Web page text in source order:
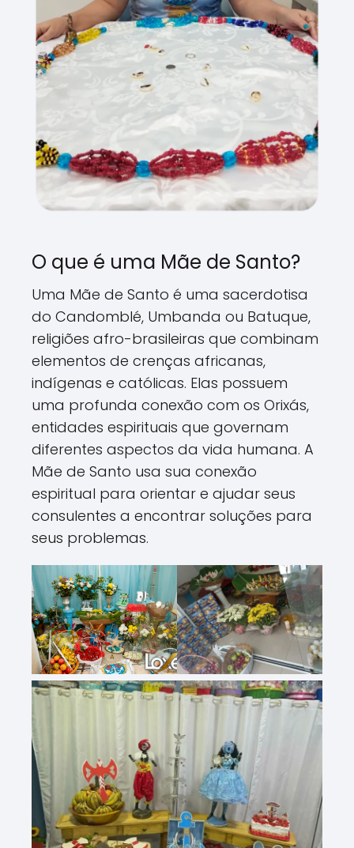
O que é uma Mãe de Santo?
Uma Mãe de Santo é uma sacerdotisa
do Candomblé, Umbanda ou Batuque,
religiões afro-brasileiras que combinam
elementos de crenças africanas,
indígenas e católicas. Elas possuem
uma profunda conexão com os Orixás,
entidades espirituais que governam
diferentes aspectos da vida humana. A
Mãe de Santo usa sua conexão
espiritual para orientar e ajudar seus
consulentes a encontrar soluções para
seus problemas.